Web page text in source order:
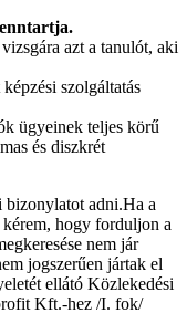
azt a tanulót, aki
szolgáltatás
ügyeinek teljes körű
és diszkrét
bizonylatot adni.Ha a
hogy forduljon a
nem jár
jogszerűen jártak el
ellátó Közlekedési
Kft.-hez /I. fok/